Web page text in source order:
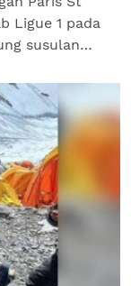
Ligue 1 pada
susulan